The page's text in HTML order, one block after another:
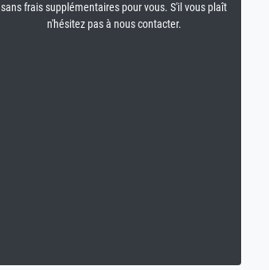
sans frais supplémentaires pour vous. S'il vous plaît
n'hésitez pas à nous contacter.